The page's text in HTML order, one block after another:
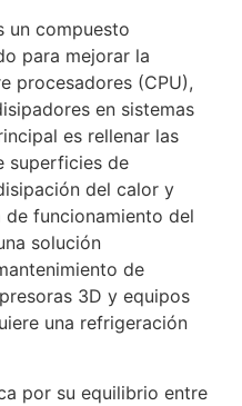
un compuesto
para mejorar la
procesadores (CPU),
en sistemas
es rellenar las
superficies de
del calor y
funcionamiento del
solución
de
3D y equipos
una refrigeración
por su equilibrio entre